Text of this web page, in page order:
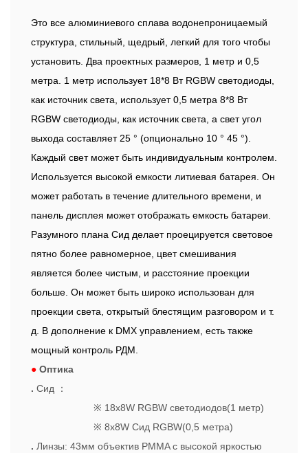
Это все алюминиевого сплава водонепроницаемый
структура, стильный, щедрый, легкий для того чтобы
установить. Два проектных размеров, 1 метр и 0,5
метра. 1 метр использует 18*8 Вт RGBW светодиоды,
как источник света, использует 0,5 метра 8*8 Вт
RGBW светодиоды, как источник света, а свет угол
выхода составляет 25 ° (опционально 10 ° 45 °).
Каждый свет может быть индивидуальным контролем.
Используется высокой емкости литиевая батарея. Он
может работать в течение длительного времени, и
панель дисплея может отображать емкость батареи.
Разумного плана Сид делает проецируется световое
пятно более равномерное, цвет смешивания
является более чистым, и расстояние проекции
больше. Он может быть широко использован для
проекции света, открытый блестящим разговором и т.
д. В дополнение к DMX управлением, есть также
мощный контроль РДМ.
● Оптика
. Сид ：
※ 18x8W RGBW светодиодов(1 метр)
※ 8x8W Сид RGBW(0,5 метра)
. Линзы: 43мм объектив PMMA с высокой яркостью